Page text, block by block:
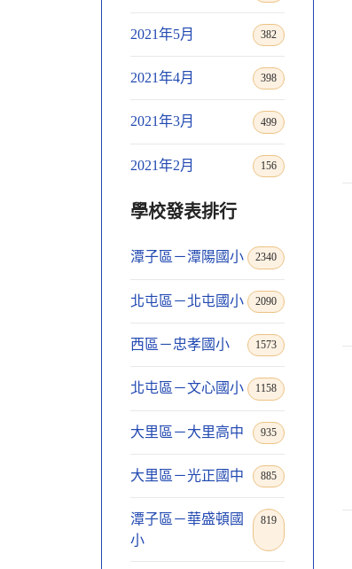
2021年5月 382
2021年4月 398
2021年3月 499
2021年2月 156
學校發表排行
潭子區－潭陽國小 2340
北屯區－北屯國小 2090
西區－忠孝國小 1573
北屯區－文心國小 1158
大里區－大里高中 935
大里區－光正國中 885
潭子區－華盛頓國
小
819